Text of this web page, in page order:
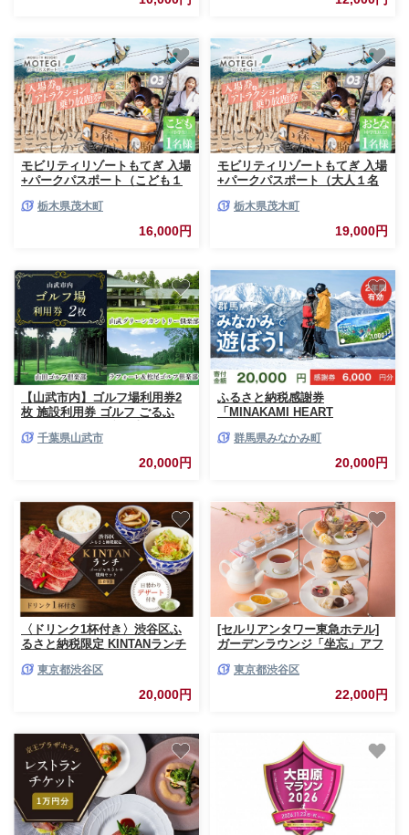
モビリティリゾートもてぎ 入場
+パークパスポート（こども１
テーマパーク ジップライン キ
ャンプ アトラクション 森 立体
迷路 迷路 クルマ バイク 巨大ネ
ー 自然体験 夏休み 親子 遊ぶ
子連れ 森遊び サーキット ホン
ダモビリティ 栃木県 茂木町
栃木県茂木町
16,000円
モビリティリゾートもてぎ 入場
+パークパスポート（大人１名
マパーク ジップライン キャン
プ アトラクション 森 立体迷路
迷路 クルマ バイク 巨大ネット
然体験 夏休み 親子 遊ぶ 子連れ
森遊び サーキット ホンダモビ
リティ 栃木県 茂木町
栃木県茂木町
19,000円
【山武市内】ゴルフ場利用券2
枚 施設利用券 ゴルフ ごるふ
場利用券 ゴルフ場プレー券 ゴ
ルフプレー券 プレー券 ゴルフ
プレー コース利用券 千葉県 山
千葉県山武市
20,000円
ふるさと納税感謝券
「MINAKAMI HEART
× 6枚） 群馬県 みなかみ町 旅行
温泉 アウトドア スキー グルメ
キャンプ ゴルフ 体験 飲食店 観
群馬県みなかみ町
20,000円
〈ドリンク1杯付き〉渋谷区ふ
るさと納税限定 KINTANランチ
食事券 (ランチタイム限定) 【
食事券 ペア デート 記念日 ビジ
東京都渋谷区
20,000円
[セルリアンタワー東急ホテル]
ガーデンラウンジ「坐忘」アフ
ド アンサンブル〉ご利用券【
おでかけ アフタヌーンティー
東京都渋谷区
22,000円